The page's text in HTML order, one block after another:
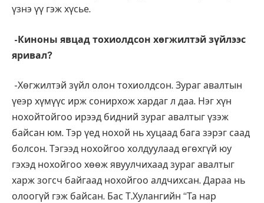
үзнэ үү гэж хүсье.
-Киноны явцад тохиолдсон хөгжилтэй зүйлээс
яривал?
-Хөгжилтэй зүйл олон тохиолдсон. Зураг авалтын
үеэр хүмүүс ирж сонирхож хардаг л даа. Нэг хүн
нохойтойгоо ирээд бидний зураг авалтыг үзэж
байсан юм. Тэр үед нохой нь хуцаад бага зэрэг саад
болсон. Тэгээд нохойгоо холдуулаад өгөхгүй юу
гэхэд нохойгоо хөөж явуулчихаад зураг авалтыг
харж зогсч байгаад нохойгоо алдчихсан. Дараа нь
олоогүй гэж байсан. Бас Т.Хулангийн “Та нар